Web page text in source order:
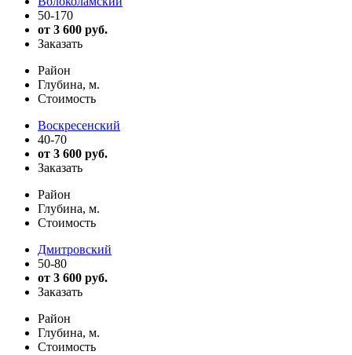
50-170
от 3 600 руб.
Заказать
Район
Глубина, м.
Стоимость
Воскресенский
40-70
от 3 600 руб.
Заказать
Район
Глубина, м.
Стоимость
Дмитровский
50-80
от 3 600 руб.
Заказать
Район
Глубина, м.
Стоимость